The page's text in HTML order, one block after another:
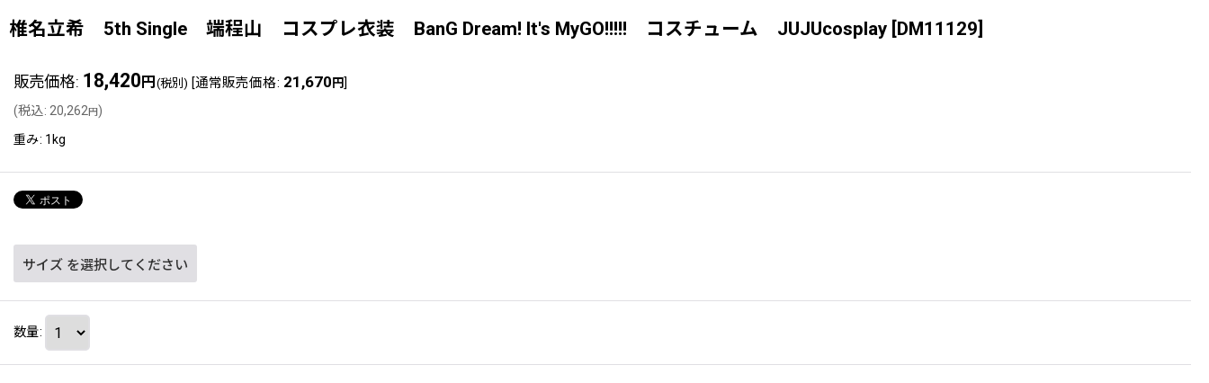
椎名立希 5th Single 端程山 コスプレ衣装 BanG Dream! It's MyGO!!!!! コスチューム JUJUcosplay [DM11129]
販売価格: 18,420 円 (税別) [通常販売価格: 21,670 円]
(税込: 20,262円)
重み: 1kg
サイズ を選択してください
数量: